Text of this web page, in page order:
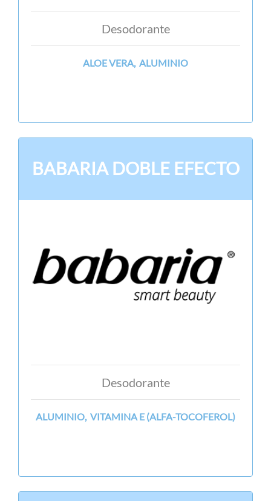
Desodorante
ALOE VERA, ALUMINIO
BABARIA DOBLE EFECTO
Desodorante
ALUMINIO, VITAMINA E (ALFA-TOCOFEROL)